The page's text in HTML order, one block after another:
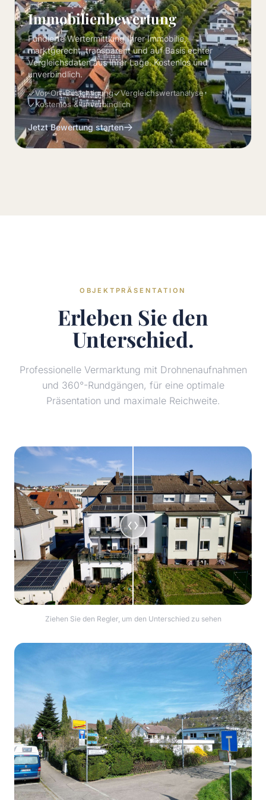
Immobilienbewertung
Fundierte Wertermittlung Ihrer Immobilie,
marktgerecht, transparent und auf Basis echter
Vergleichsdaten aus Ihrer Lage. Kostenlos und
unverbindlich.
Vor-Ort-Besichtigung
Vergleichswertanalyse
Kostenlos & unverbindlich
Jetzt Bewertung starten
OBJEKTPRÄSENTATION
Erleben Sie den
Unterschied.
Professionelle Vermarktung mit Drohnenaufnahmen
und 360°-Rundgängen, für eine optimale
Präsentation und maximale Reichweite.
Ziehen Sie den Regler, um den Unterschied zu sehen